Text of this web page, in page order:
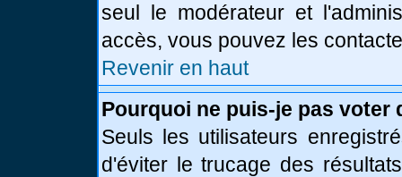
seul le modérateur et
accès, vous pouvez les
Revenir en haut
Pourquoi ne puis-je pas voter
Seuls les utilisateurs
d'éviter le trucage des